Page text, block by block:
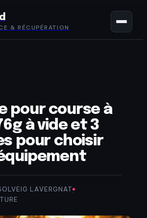
& RÉCUPÉRATION
pour course à
à vide et 3
pour choisir
LAVERGNAT·